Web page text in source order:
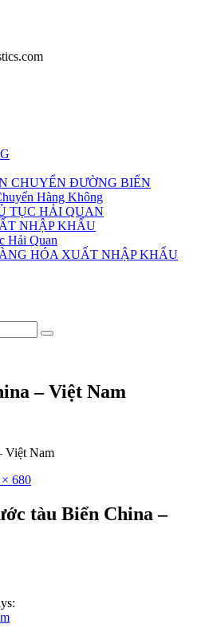
CHUYỂN ĐƯỜNG BIỂN
Hàng Không
TỤC HẢI QUAN
NHẬP KHẨU
Hải Quan
HÓA XUẤT NHẬP KHẨU
– Việt Nam
Việt Nam
680
tàu Biển China –